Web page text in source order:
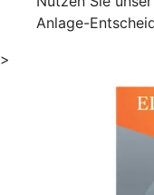
Anlage-
>